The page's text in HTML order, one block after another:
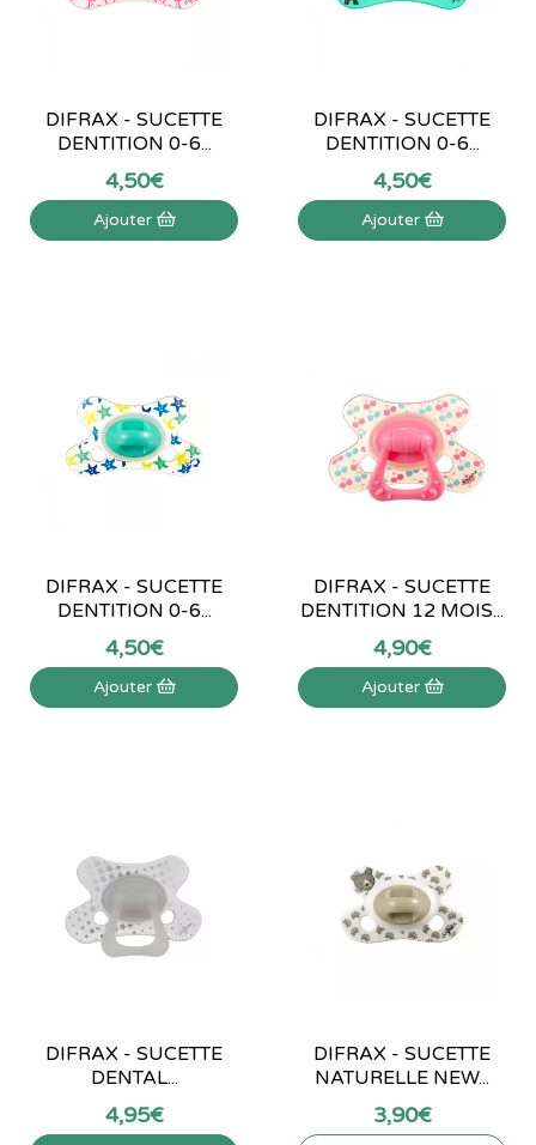
DIFRAX - SUCETTE
DENTITION 0-6...
4,50€
Ajouter
DIFRAX - SUCETTE
DENTITION 0-6...
4,50€
Ajouter
DIFRAX - SUCETTE
DENTITION 0-6...
4,50€
Ajouter
DIFRAX - SUCETTE
DENTITION 12 MOIS...
4,90€
Ajouter
DIFRAX - SUCETTE
DENTAL...
4,95€
DIFRAX - SUCETTE
NATURELLE NEW...
3,90€